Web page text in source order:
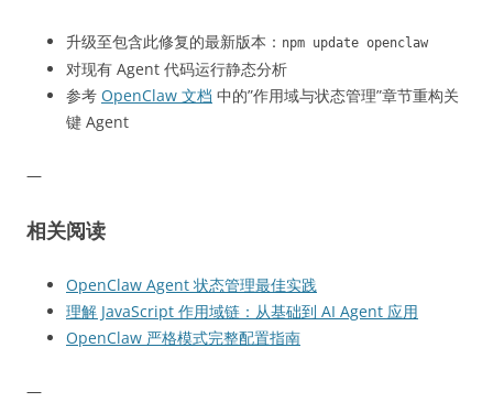
升级至包含此修复的最新版本： npm update openclaw
对现有 Agent 代码运行静态分析
参考 OpenClaw 文档 中的”作用域与状态管理”章节重构关
键 Agent
—
相关阅读
OpenClaw Agent 状态管理最佳实践
理解 JavaScript 作用域链：从基础到 AI Agent 应用
OpenClaw 严格模式完整配置指南
—